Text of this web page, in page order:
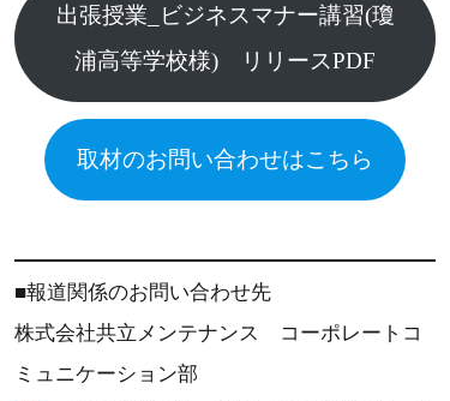
出張授業_ビジネスマナー講習(瓊
浦高等学校様) リリースPDF
取材のお問い合わせはこちら
■報道関係のお問い合わせ先
株式会社共立メンテナンス コーポレートコ
ミュニケーション部